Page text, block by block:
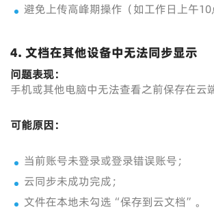
避免上传高峰期操作（如工作日上午10
4. 文档在其他设备中无法同步显示
问题表现：
手机或其他电脑中无法查看之前保存在云
可能原因：
当前账号未登录或登录错误账号；
云同步未成功完成；
文件在本地未勾选“保存到云文档”。